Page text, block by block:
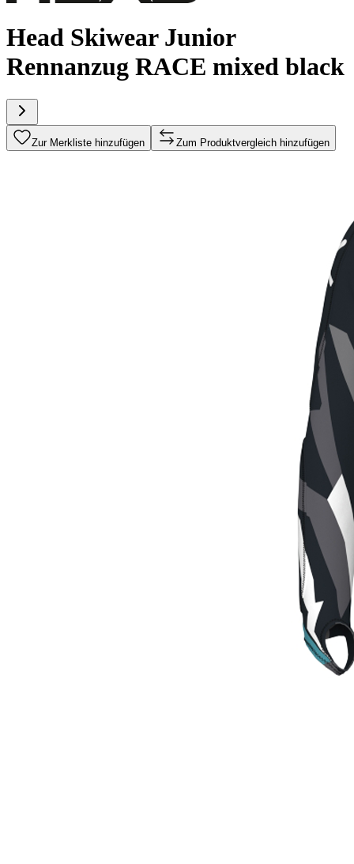
Head Skiwear Junior
Rennanzug RACE mixed black
Zur Merkliste hinzufügen Zum Produktvergleich hinzufügen